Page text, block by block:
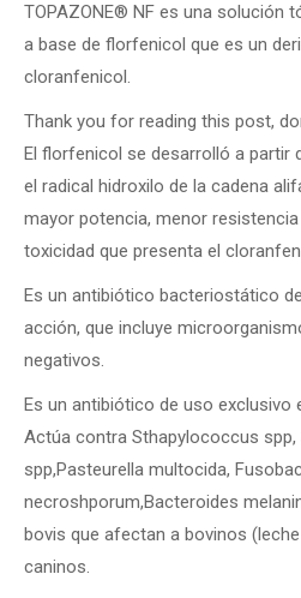
TOPAZONE® NF es una solución
a base de florfenicol que es un
cloranfenicol.
Thank you for reading this post,
El florfenicol se desarrolló a partir
el radical hidroxilo de la cadena
mayor potencia, menor
toxicidad que presenta el
Es un antibiótico bacteriostático
acción, que incluye
negativos.
Es un antibiótico de uso exclusivo
Actúa contra Sthapylococcus
spp,Pasteurella multocida,
necroshporum,Bacteroides
bovis que afectan a bovinos
caninos.